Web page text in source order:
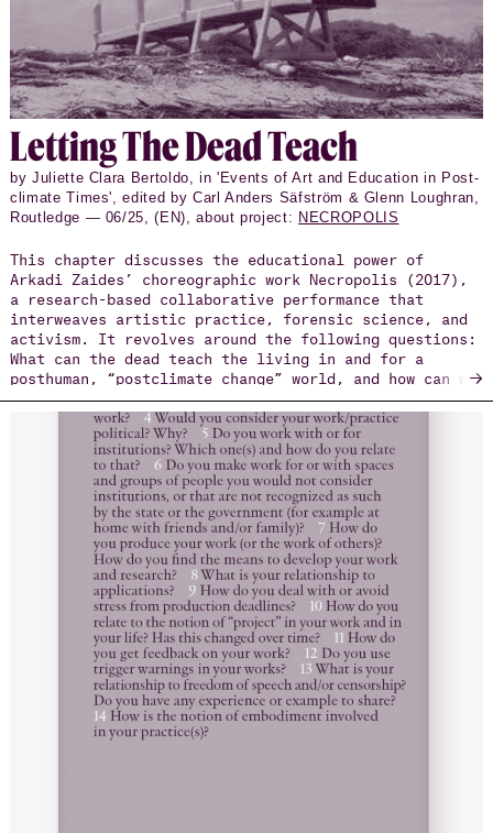
Let­ting The Dead Teach
by Juliette Clara Bertoldo, in 'Events of Art and Education in Post-
climate Times', edited by Carl Anders Säfström & Glenn Loughran,
Routledge — 06/25, (EN), about project: NECROPOLIS
This chapter discusses the educational power of
Arkadi Zaides’ choreographic work Necropolis (2017),
a research-based collaborative performance that
interweaves artistic practice, forensic science, and
activism. It revolves around the following questions:
What can the dead teach the living in and for a
posthuman, “postclimate change” world, and how can we
make ourselves available to them and respond
ethically? Necropolis is the invisible city of the
dead, whose ever-expanding cartography of marked and
unmarked graves of hundreds of thousands of deceased
refugees and undocumented asylum seekers emerges from
beneath the European topography, generated through
the use of corpse data and digital counter-mapping
techniques.
→